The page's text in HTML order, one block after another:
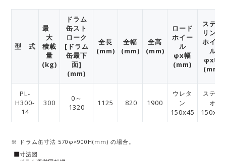
型 式
最
大
積載
量
(kg)
ドラム
缶スト
ローク
[ドラム
缶最下
面]
(mm)
全長
(mm)
全幅
(mm)
全高
(mm)
ロード
ホイー
ル
φx幅
(mm)
ステア
リング
ホイー
ル
φx幅
(mm)
PL-
H300-
14
300
0～
1320
1125 820 1900
ウレタ
ン
150x45
ステレ
オ
150x45
※ ドラム缶寸法 570φ×900H(mm) の場合。